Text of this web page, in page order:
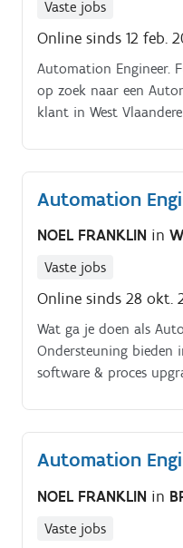
Vaste jobs
Online sinds 12 feb.
Automation Engineer.
op zoek naar een
klant in West
machinebouw.
Automation
NOEL FRANKLIN in
Vaste jobs
Online sinds 28 okt.
Wat ga je doen als
Ondersteuning bieden
software & proces
Automation
NOEL FRANKLIN in
Vaste jobs